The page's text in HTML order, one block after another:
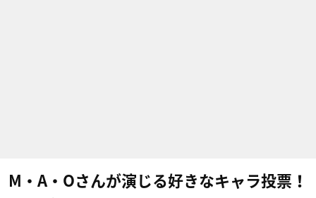
M・A・Oさんが演じる好きなキャラ投票！